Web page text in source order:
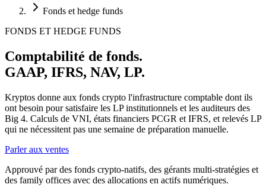
Fonds et hedge funds
FONDS ET HEDGE FUNDS
Comptabilité de fonds.
GAAP, IFRS, NAV, LP.
Kryptos donne aux fonds crypto l'infrastructure comptable dont ils
ont besoin pour satisfaire les LP institutionnels et les auditeurs des
Big 4. Calculs de VNI, états financiers PCGR et IFRS, et relevés LP
qui ne nécessitent pas une semaine de préparation manuelle.
Parler aux ventes
Approuvé par des fonds crypto-natifs, des gérants multi-stratégies et
des family offices avec des allocations en actifs numériques.